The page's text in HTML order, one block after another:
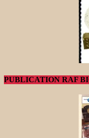
PUBLICATION RAF